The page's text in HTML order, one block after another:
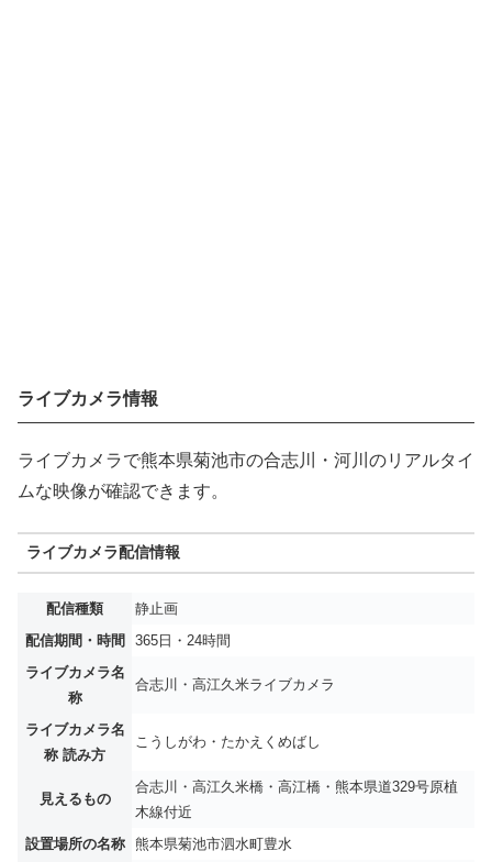
ライブカメラ情報
ライブカメラで熊本県菊池市の合志川・河川のリアルタイ
ムな映像が確認できます。
ライブカメラ配信情報
配信種類
静止画
配信期間・時間
365日・24時間
ライブカメラ名
称
合志川・高江久米ライブカメラ
ライブカメラ名
称 読み方
こうしがわ・たかえくめばし
見えるもの
合志川・高江久米橋・高江橋・熊本県道329号原植
木線付近
設置場所の名称
熊本県菊池市泗水町豊水